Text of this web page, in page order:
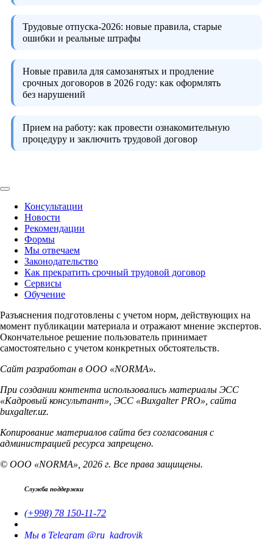
Трудовые отпуска-2026: новые правила, старые
ошибки и реальные штрафы
Новые правила для самозанятых и продление
срочных договоров в 2026 году: как оформлять
без нарушений
Прием на работу: как провести ознакомительную
процедуру и заключить трудовой договор
Консультации
Новости
Рекомендации
Формы
Мы отвечаем
Законодательство
Как прекратить срочный трудовой договор
Сервисы
Обучение
Разъяснения подготовлены с учетом норм, действующих на
момент публикации материала и отражают мнение экспертов.
Окончательное решение пользователь принимает
самостоятельно с учетом конкретных обстоятельств.
Сайт разработан в ООО «NORMA».
При создании контента использовались материалы ЭСС
«Кадровый консультант», ЭСС «Buxgalter PRO», сайта
buxgalter.uz.
Копирование материалов сайта без согласования с
администрацией ресурса запрещено.
© ООО «NORMA», 2026 г. Все права защищены.
Служба поддержки
(+998) 78 150-11-72
Мы в Telegram @ru_kadrovik